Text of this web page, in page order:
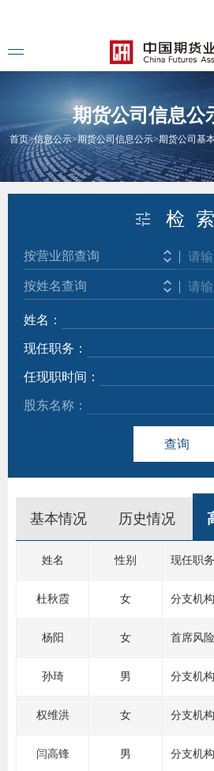
期货公司信息公
首页>信息公示>期货公司信息公示>期货公司基
检 索
按营业部查询
按姓名查询
姓名：
现任职务：
任现职时间：
股东名称：
查询
基本情况 历史情况
姓名 性别 现任职务
杜秋霞 女 分支机
杨阳 女 首席风
孙琦 男 分支机
权维洪 女 分支机
闫高锋 男 分支机
市
司
理
公
司
理
公
司
公